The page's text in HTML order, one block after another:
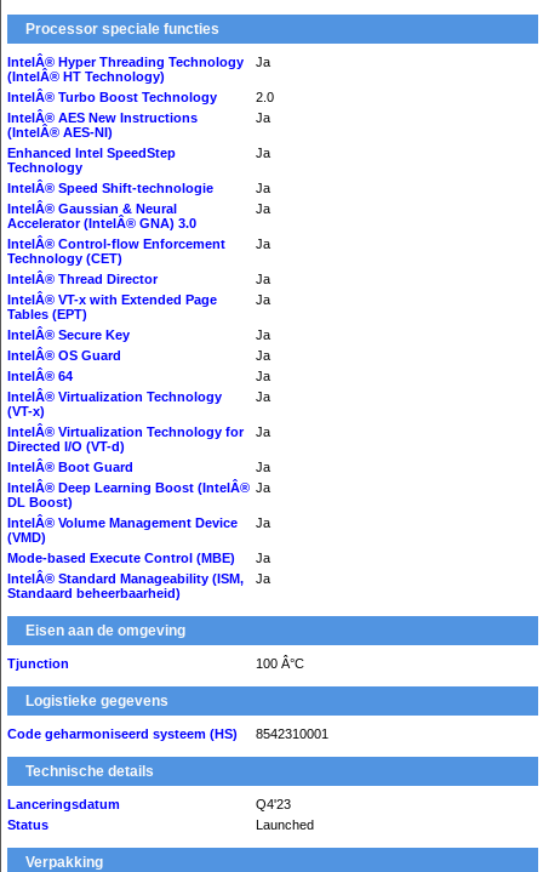
Processor speciale functies
IntelÂ® Hyper Threading Technology
(IntelÂ® HT Technology)
Ja
IntelÂ® Turbo Boost Technology
2.0
IntelÂ® AES New Instructions
(IntelÂ® AES-NI)
Ja
Enhanced Intel SpeedStep
Technology
Ja
IntelÂ® Speed Shift-technologie
Ja
IntelÂ® Gaussian & Neural
Accelerator (IntelÂ® GNA) 3.0
Ja
IntelÂ® Control-flow Enforcement
Technology (CET)
Ja
IntelÂ® Thread Director
Ja
IntelÂ® VT-x with Extended Page
Tables (EPT)
Ja
IntelÂ® Secure Key
Ja
IntelÂ® OS Guard
Ja
IntelÂ® 64
Ja
IntelÂ® Virtualization Technology
(VT-x)
Ja
IntelÂ® Virtualization Technology for
Directed I/O (VT-d)
Ja
IntelÂ® Boot Guard
Ja
IntelÂ® Deep Learning Boost (IntelÂ®
DL Boost)
Ja
IntelÂ® Volume Management Device
(VMD)
Ja
Mode-based Execute Control (MBE)
Ja
IntelÂ® Standard Manageability (ISM,
Standaard beheerbaarheid)
Ja
Eisen aan de omgeving
Tjunction 100 Â°C
Logistieke gegevens
Code geharmoniseerd systeem (HS) 8542310001
Technische details
Lanceringsdatum
Q4'23
Status
Launched
Verpakking